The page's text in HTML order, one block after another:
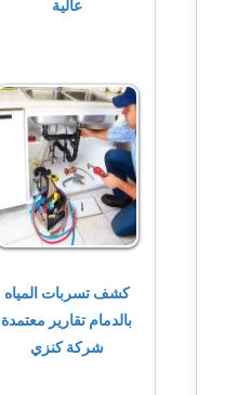
عالية
كشف تسربات المياه
بالدمام تقارير معتمدة
شركة كنزي